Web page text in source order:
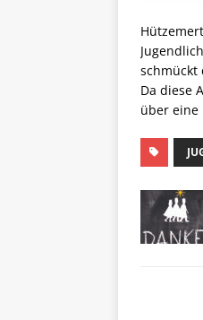
schmückt
Da diese
über eine